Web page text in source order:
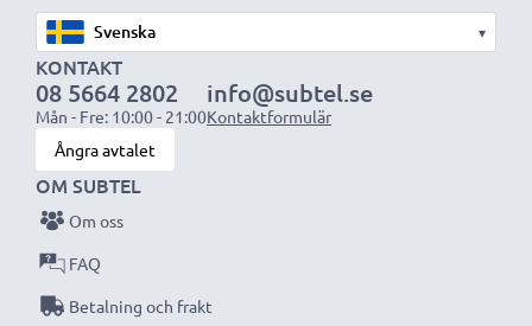
OBS:För bästa prestanda och livslängd, ladda
batterierna fullt innan första användning.
Missa aldrig ett ögonblick med denna smarta,
kompakta LCD-batteriladdare från CELLONIC.
Beställ nu med snabb leverans och 3 års garanti!
▾
KONTAKT
08 5664 2802
Mån - Fre: 10:00 - 21:00
info@subtel.se
Kontaktformulär
Ångra avtalet
OM SUBTEL
Om oss
FAQ
Betalning och frakt